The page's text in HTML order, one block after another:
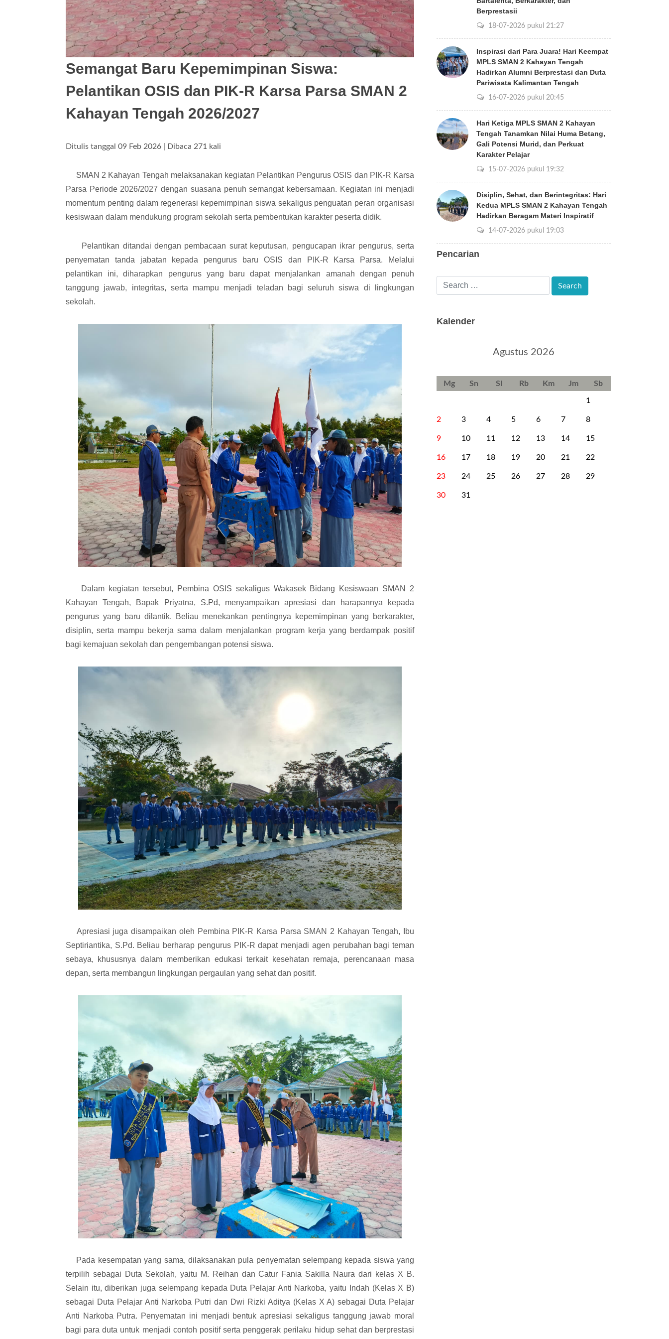
Semangat Baru Kepemimpinan Siswa:
Pelantikan OSIS dan PIK-R Karsa Parsa SMAN 2
Kahayan Tengah 2026/2027
Ditulis tanggal 09 Feb 2026 | Dibaca 271 kali
SMAN 2 Kahayan Tengah melaksanakan kegiatan Pelantikan Pengurus OSIS dan PIK-R Karsa
Parsa Periode 2026/2027 dengan suasana penuh semangat kebersamaan. Kegiatan ini menjadi
momentum penting dalam regenerasi kepemimpinan siswa sekaligus penguatan peran organisasi
kesiswaan dalam mendukung program sekolah serta pembentukan karakter peserta didik.
Pelantikan ditandai dengan pembacaan surat keputusan, pengucapan ikrar pengurus, serta
penyematan tanda jabatan kepada pengurus baru OSIS dan PIK-R Karsa Parsa. Melalui
pelantikan ini, diharapkan pengurus yang baru dapat menjalankan amanah dengan penuh
tanggung jawab, integritas, serta mampu menjadi teladan bagi seluruh siswa di lingkungan
sekolah.
Dalam kegiatan tersebut, Pembina OSIS sekaligus Wakasek Bidang Kesiswaan SMAN 2
Kahayan Tengah, Bapak Priyatna, S.Pd, menyampaikan apresiasi dan harapannya kepada
pengurus yang baru dilantik. Beliau menekankan pentingnya kepemimpinan yang berkarakter,
disiplin, serta mampu bekerja sama dalam menjalankan program kerja yang berdampak positif
bagi kemajuan sekolah dan pengembangan potensi siswa.
Apresiasi juga disampaikan oleh Pembina PIK-R Karsa Parsa SMAN 2 Kahayan Tengah, Ibu
Septiriantika, S.Pd. Beliau berharap pengurus PIK-R dapat menjadi agen perubahan bagi teman
sebaya, khususnya dalam memberikan edukasi terkait kesehatan remaja, perencanaan masa
depan, serta membangun lingkungan pergaulan yang sehat dan positif.
Pada kesempatan yang sama, dilaksanakan pula penyematan selempang kepada siswa yang
terpilih sebagai Duta Sekolah, yaitu M. Reihan dan Catur Fania Sakilla Naura dari kelas X B.
Selain itu, diberikan juga selempang kepada Duta Pelajar Anti Narkoba, yaitu Indah (Kelas X B)
sebagai Duta Pelajar Anti Narkoba Putri dan Dwi Rizki Aditya (Kelas X A) sebagai Duta Pelajar
Anti Narkoba Putra. Penyematan ini menjadi bentuk apresiasi sekaligus tanggung jawab moral
bagi para duta untuk menjadi contoh positif serta penggerak perilaku hidup sehat dan berprestasi
Berprestasii
18-07-2026 pukul 21:27
Inspirasi dari Para Juara! Hari Keempat
MPLS SMAN 2 Kahayan Tengah
Hadirkan Alumni Berprestasi dan Duta
Pariwisata Kalimantan Tengah
16-07-2026 pukul 20:45
Hari Ketiga MPLS SMAN 2 Kahayan
Tengah Tanamkan Nilai Huma Betang,
Gali Potensi Murid, dan Perkuat
Karakter Pelajar
15-07-2026 pukul 19:32
Disiplin, Sehat, dan Berintegritas: Hari
Kedua MPLS SMAN 2 Kahayan Tengah
Hadirkan Beragam Materi Inspiratif
14-07-2026 pukul 19:03
Pencarian
Kalender
Agustus 2026
Mg Sn Sl Rb Km Jm Sb
1
2 3 4 5 6 7 8
9 10 11 12 13 14 15
16 17 18 19 20 21 22
23 24 25 26 27 28 29
30 31